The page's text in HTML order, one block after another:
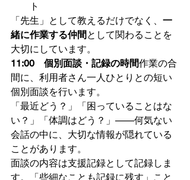
ト
「先生」として教えるだけでなく、 一
緒に作業する仲間 として関わることを
大切にしています。
11:00　個別面談・記録の時間作業の合
間に、利用者さん一人ひとりとの短い
個別面談を行います。
「最近どう？」「困っていることはな
い？」「体調はどう？」——何気ない
会話の中に、大切な情報が隠れている
ことがあります。
面談の内容は支援記録として記録しま
す。「些細なことも記録に残す」こと